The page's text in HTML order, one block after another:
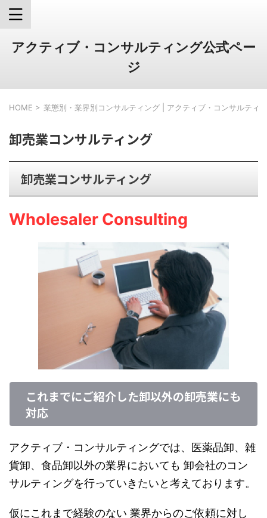
アクティブ・コンサルティング公式ペー
ジ
HOME > 業態別・業界別コンサルティング | アクティブ・コンサルティ
卸売業コンサルティング
卸売業コンサルティング
Wholesaler Consulting
これまでにご紹介した卸以外の卸売業にも
対応
アクティブ・コンサルティングでは、医薬品卸、雑
貨卸、食品卸以外の業界においても 卸会社のコン
サルティングを行っていきたいと考えております。
仮にこれまで経験のない 業界からのご依頼に対し